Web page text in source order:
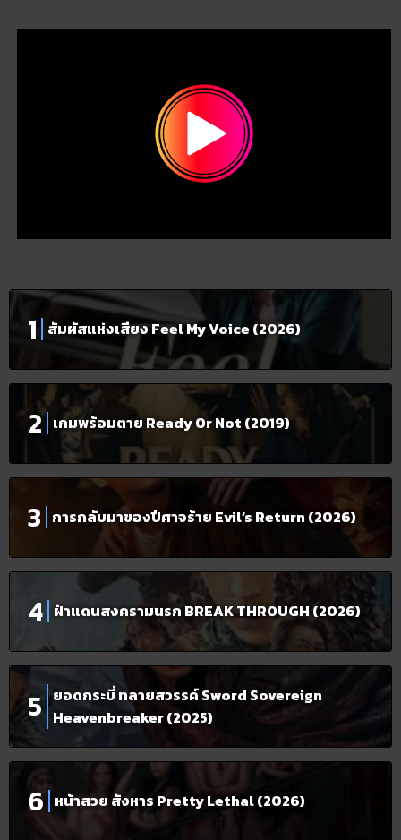
สัมผัสแห่งเสียง Feel My Voice (2026)
เกมพร้อมตาย Ready Or Not (2019)
การกลับมาของปีศาจร้าย Evil’s Return (2026)
ฝ่าแดนสงครามนรก BREAK THROUGH (2026)
ยอดกระบี่ ทลายสวรรค์ Sword Sovereign
Heavenbreaker (2025)
หน้าสวย สังหาร Pretty Lethal (2026)